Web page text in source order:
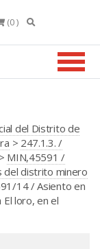
(0 )
del Distrito de
> 247.1.3. /
> MIN,45591 /
del distrito minero
14 / Asiento en
loro, en el